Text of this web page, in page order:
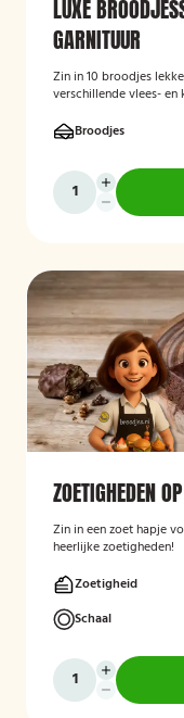
LUXE
GARNITUUR
Zin in 10 broodjes
verschillende vlees- en
Broodjes
ZOETIGHEDEN
Zin in een zoet hapje
heerlijke zoetigheden!
Zoetigheid
Schaal